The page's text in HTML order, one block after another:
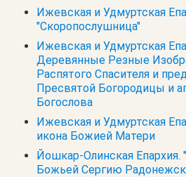
Ижевская и Удмуртская
"Скоропослушница"
Ижевская и Удмуртская
Деревянные Резные
Распятого Спасителя и
Пресвятой Богородицы и
Богослова
Ижевская и Удмуртская
икона Божией Матери
Йошкар-Олинская Епархия.
Божьей Сергию